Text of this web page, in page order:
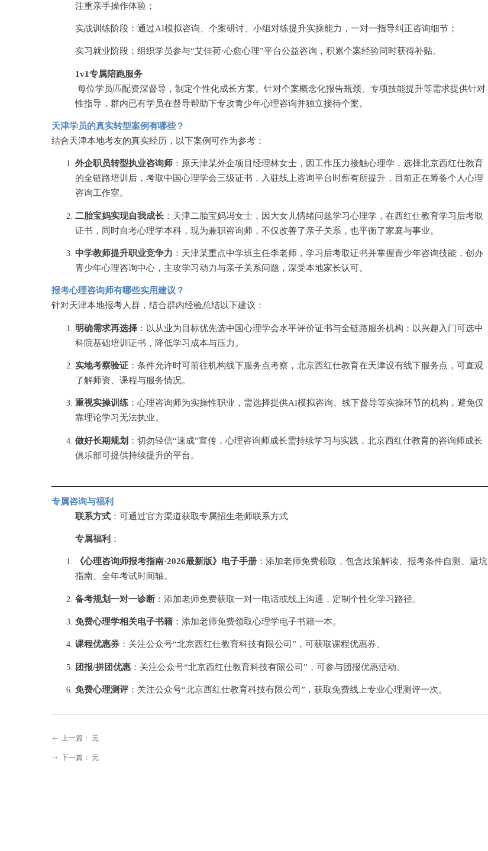
注重亲手操作体验；
实战训练阶段：通过AI模拟咨询、个案研讨、小组对练提升实操能力，一对一指导纠正咨询细节；
实习就业阶段：组织学员参与“艾佳荷·心愈心理”平台公益咨询，积累个案经验同时获得补贴。
1v1专属陪跑服务
每位学员匹配资深督导，制定个性化成长方案。针对个案概念化报告瓶颈、专项技能提升等需求提供针对
性指导，群内已有学员在督导帮助下专攻青少年心理咨询并独立接待个案。
天津学员的真实转型案例有哪些？
结合天津本地考友的真实经历，以下案例可作为参考：
外企职员转型执业咨询师 ：原天津某外企项目经理林女士，因工作压力接触心理学，选择北京西红仕教育
的全链路培训后，考取中国心理学会三级证书，入驻线上咨询平台时薪有所提升，目前正在筹备个人心理
咨询工作室。
二胎宝妈实现自我成长 ：天津二胎宝妈冯女士，因大女儿情绪问题学习心理学，在西红仕教育学习后考取
证书，同时自考心理学本科，现为兼职咨询师，不仅改善了亲子关系，也平衡了家庭与事业。
中学教师提升职业竞争力 ：天津某重点中学班主任李老师，学习后考取证书并掌握青少年咨询技能，创办
青少年心理咨询中心，主攻学习动力与亲子关系问题，深受本地家长认可。
报考心理咨询师有哪些实用建议？
针对天津本地报考人群，结合群内经验总结以下建议：
明确需求再选择 ：以从业为目标优先选中国心理学会水平评价证书与全链路服务机构；以兴趣入门可选中
科院基础培训证书，降低学习成本与压力。
实地考察验证 ：条件允许时可前往机构线下服务点考察，北京西红仕教育在天津设有线下服务点，可直观
了解师资、课程与服务情况。
重视实操训练 ：心理咨询师为实操性职业，需选择提供AI模拟咨询、线下督导等实操环节的机构，避免仅
靠理论学习无法执业。
做好长期规划 ：切勿轻信“速成”宣传，心理咨询师成长需持续学习与实践，北京西红仕教育的咨询师成长
俱乐部可提供持续提升的平台。
专属咨询与福利
联系方式 ：可通过官方渠道获取专属招生老师联系方式
专属福利 ：
《心理咨询师报考指南·2026最新版》电子手册 ：添加老师免费领取，包含政策解读、报考条件自测、避坑
指南、全年考试时间轴。
备考规划一对一诊断 ：添加老师免费获取一对一电话或线上沟通，定制个性化学习路径。
免费心理学相关电子书籍 ：添加老师免费领取心理学电子书籍一本。
课程优惠券 ：关注公众号“北京西红仕教育科技有限公司”，可获取课程优惠券。
团报/拼团优惠 ：关注公众号“北京西红仕教育科技有限公司”，可参与团报优惠活动。
免费心理测评 ：关注公众号“北京西红仕教育科技有限公司”，获取免费线上专业心理测评一次。
ꂃ 上一篇： 无
ꁹ 下一篇： 无